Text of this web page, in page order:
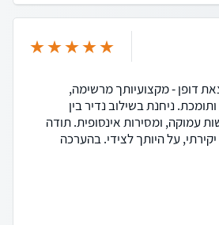
דופן - מקצועיותך מרשימה,
ניחנת בשילוב נדיר בין
עמוקה, ומסירות אינסופית. תודה
על היותך לצידי. בהערכה